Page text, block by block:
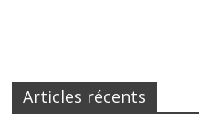
Articles récents